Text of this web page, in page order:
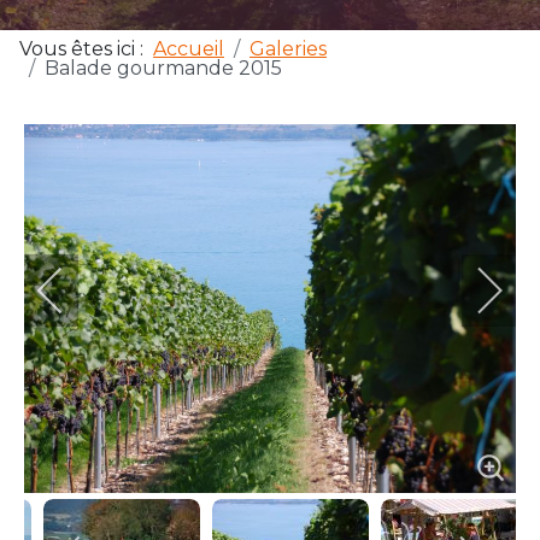
Vous êtes ici : Accueil
Galeries
Balade gourmande 2015